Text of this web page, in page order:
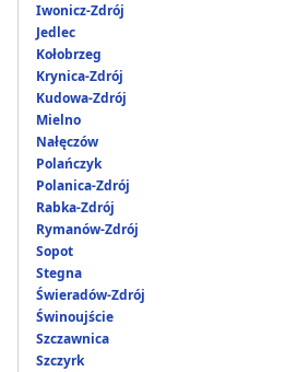
Iwonicz-Zdrój
Jedlec
Kołobrzeg
Krynica-Zdrój
Kudowa-Zdrój
Mielno
Nałęczów
Polańczyk
Polanica-Zdrój
Rabka-Zdrój
Rymanów-Zdrój
Sopot
Stegna
Świeradów-Zdrój
Świnoujście
Szczawnica
Szczyrk